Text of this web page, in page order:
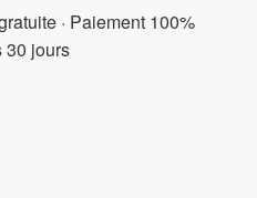
· Paiement 100%
30 jours